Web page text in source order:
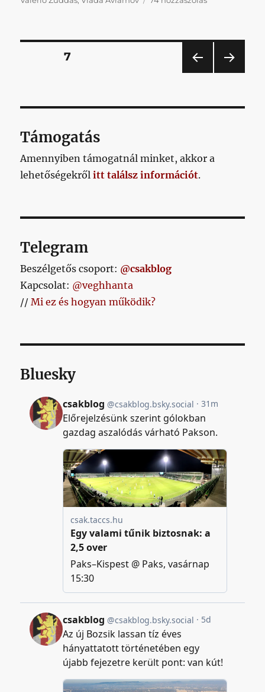
Bejegyzések
AL
OLDAL7
OLD
Támogatás
Amennyiben támogatnál minket, akkor a
lehetőségekrőlitt találsz információt.
Telegram
Beszélgetős csoport: @csakblog
Kapcsolat: @veghhanta
//Mi ez és hogyan működik?
Bluesky